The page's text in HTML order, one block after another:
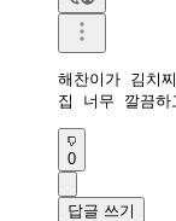
해찬이가 김치
집 너무 깔끔하
0
답글 쓰기